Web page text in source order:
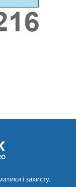
і захисту.